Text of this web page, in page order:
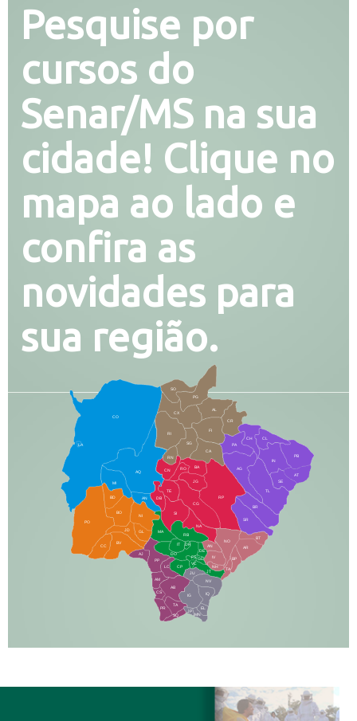
Pesquise por
cursos do
Senar/MS na sua
cidade! Clique no
mapa ao lado e
confira as
novidades para
sua região.
CO
AQ
MI
AN
CX
RI
AL
CR
FI
SG
BA
CA
PA
CH CL
PB
SE
TL
AG
BR
SR
BT
AR
RP
RO
JG
CG
SI
NA
TA
NH
JT
RB
MA
IT
DR
DO
CP
JU
NV
IQ
EL
BD
BO
NI
JD
PO
BV
CC
PP
AJ
LC
AM
AB
JP
DB
TE
CS
PR
TA
SQ
IG
MN
IN
NO
BP
RN
CN
GL
AN
IV
FS
VC
GD
DE
AT
PG
SO
LA